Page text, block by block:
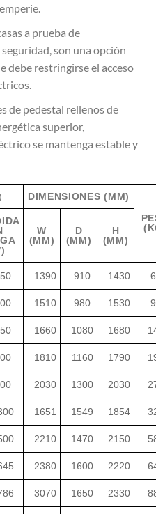
a prueba de
son una opción
debe restringirse el acceso
de pedestal rellenos de
superior,
se mantenga estable y
DIMENSIONES (MM)
W
(MM)
D
(MM)
H
(MM)
1390 910 1430
1510 980 1530
1660 1080 1680
1810 1160 1790
2030 1300 2030
1651 1549 1854
2210 1470 2150
2380 1600 2220
3070 1650 2330